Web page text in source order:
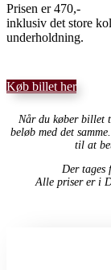
Prisen er 470,-
inklusiv det store
underholdning.
Køb billet her
Når du køber billet
beløb med det
til at
Der tages
Alle priser er i